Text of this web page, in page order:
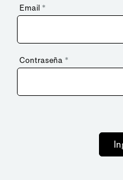
Email *
Contraseña *